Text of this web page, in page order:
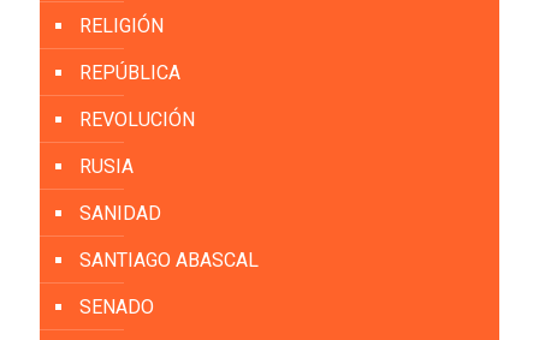
RELIGIÓN
REPÚBLICA
REVOLUCIÓN
RUSIA
SANIDAD
SANTIAGO ABASCAL
SENADO